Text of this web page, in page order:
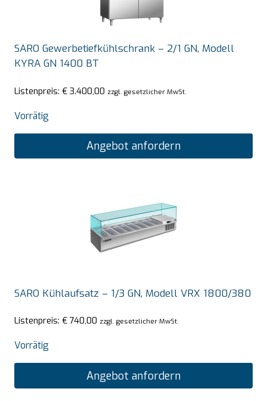
SARO Gewerbetiefkühlschrank – 2/1 GN, Modell
KYRA GN 1400 BT
Listenpreis: € 3.400,00 zzgl. gesetzlicher MwSt.
Vorrätig
Angebot anfordern
SARO Kühlaufsatz – 1/3 GN, Modell VRX 1800/380
Listenpreis: € 740,00 zzgl. gesetzlicher MwSt.
Vorrätig
Angebot anfordern